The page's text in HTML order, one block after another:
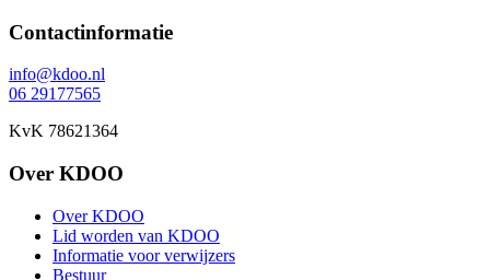
Footer
Contactinformatie
info@kdoo.nl
06 29177565
KvK 78621364
Over KDOO
Over KDOO
Lid worden van KDOO
Informatie voor verwijzers
Bestuur